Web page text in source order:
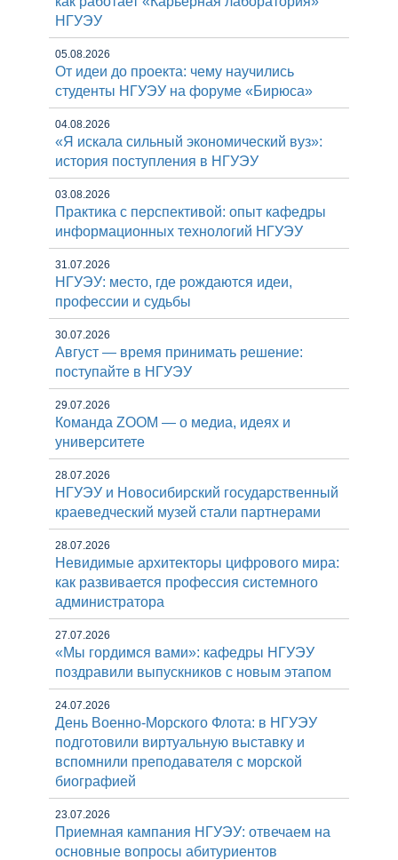
НГУЭУ
05.08.2026
От идеи до проекта: чему научились
студенты НГУЭУ на форуме «Бирюса»
04.08.2026
«Я искала сильный экономический вуз»:
история поступления в НГУЭУ
03.08.2026
Практика с перспективой: опыт кафедры
информационных технологий НГУЭУ
31.07.2026
НГУЭУ: место, где рождаются идеи,
профессии и судьбы
30.07.2026
Август — время принимать решение:
поступайте в НГУЭУ
29.07.2026
Команда ZOOM — о медиа, идеях и
университете
28.07.2026
НГУЭУ и Новосибирский государственный
краеведческий музей стали партнерами
28.07.2026
Невидимые архитекторы цифрового мира:
как развивается профессия системного
администратора
27.07.2026
«Мы гордимся вами»: кафедры НГУЭУ
поздравили выпускников с новым этапом
24.07.2026
День Военно-Морского Флота: в НГУЭУ
подготовили виртуальную выставку и
вспомнили преподавателя с морской
биографией
23.07.2026
Приемная кампания НГУЭУ: отвечаем на
основные вопросы абитуриентов